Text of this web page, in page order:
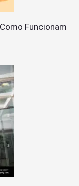
Funcionam